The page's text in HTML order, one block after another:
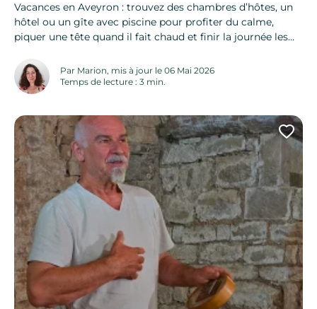
Vacances en Aveyron : trouvez des chambres d’hôtes, un
hôtel ou un gîte avec piscine pour profiter du calme,
piquer une tête quand il fait chaud et finir la journée les
gîte au calme, chambre d’hôtes pleine de charme, hôtel
tout confort ou camping familial, vous...
Par Marion, mis à jour le 06 Mai 2026
Temps de lecture : 3 min.